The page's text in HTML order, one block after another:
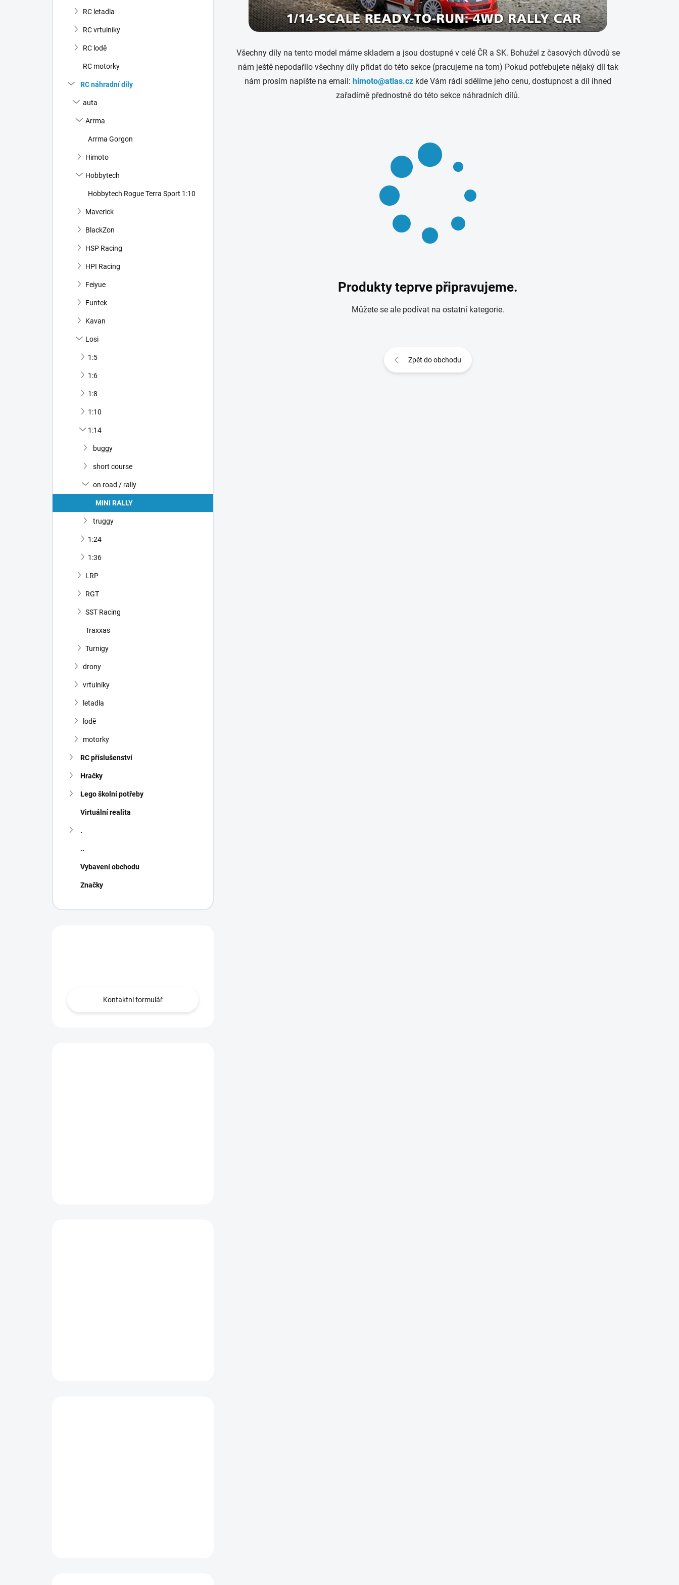
RC letadla
RC vrtulníky
RC lodě
RC motorky
RC náhradní díly
auta
Arrma
Arrma Gorgon
Himoto
Hobbytech
Hobbytech Rogue Terra Sport 1:10
Maverick
BlackZon
HSP Racing
HPI Racing
Feiyue
Funtek
Kavan
Losi
1:5
1:6
1:8
1:10
1:14
buggy
short course
on road / rally
MINI RALLY
truggy
1:24
1:36
LRP
RGT
SST Racing
Traxxas
Turnigy
drony
vrtulníky
letadla
lodě
motorky
RC příslušenství
Hračky
Lego školní potřeby
Virtuální realita
.
..
Vybavení obchodu
Značky
Kontaktní formulář
Všechny díly na tento model máme skladem a jsou dostupné v celé ČR a SK. Bohužel z časových důvodů se
nám ještě nepodařilo všechny díly přidat do této sekce (pracujeme na tom) Pokud potřebujete nějaký díl tak
nám prosím napište na email: himoto@atlas.cz kde Vám rádi sdělíme jeho cenu, dostupnost a díl ihned
zařadímě přednostně do této sekce náhradních dílů.
Produkty teprve připravujeme.
Můžete se ale podívat na ostatní kategorie.
Zpět do obchodu